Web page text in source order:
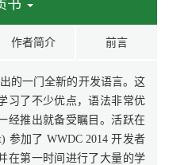
书
作者简介 前言
的一门全新的开发语言。这
习了不少优点，语法非常优
经推出就备受瞩目。活跃在
参加了 WWDC 2014 开发者
在第一时间进行了大量的学